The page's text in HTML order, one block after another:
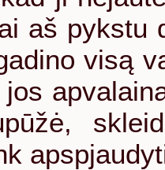
aš pykstu
visą